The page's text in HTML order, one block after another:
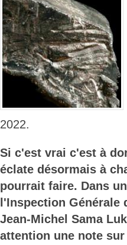
2022.
Si c'est vrai c'est à
éclate désormais à
pourrait faire. Dans
l'Inspection
Jean-Michel Sama
attention une note